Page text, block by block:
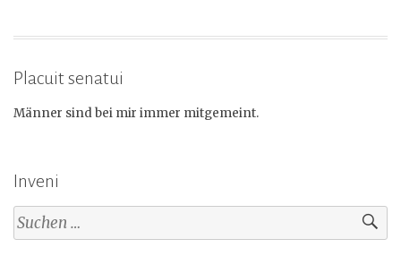
Placuit senatui
Männer sind bei mir immer mitgemeint.
Inveni
Suchen
nach: